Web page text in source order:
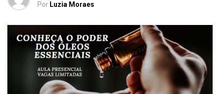
Por Luzia Moraes